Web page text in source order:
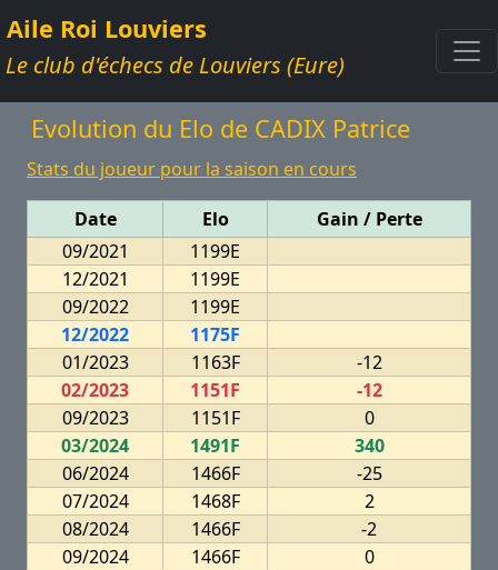
Aile Roi Louviers
Le club d'échecs de Louviers (Eure)
Evolution du Elo de CADIX Patrice
Stats du joueur pour la saison en cours
Date Elo
Gain / Perte
09/2021
1199E
12/2021
1199E
09/2022
1199E
12/2022
1175F
01/2023
1163F
-12
02/2023
1151F
-12
09/2023
1151F
0
03/2024
1491F
340
06/2024
1466F
-25
07/2024
1468F
2
08/2024
1466F
-2
09/2024
1466F
0